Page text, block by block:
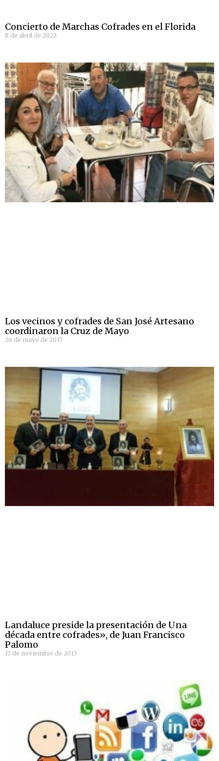
Concierto de Marchas Cofrades en el Florida
8 de abril de 2022
Los vecinos y cofrades de San José Artesano
coordinaron la Cruz de Mayo
26 de mayo de 2017
Landaluce preside la presentación de Una
década entre cofrades», de Juan Francisco
Palomo
17 de noviembre de 2015